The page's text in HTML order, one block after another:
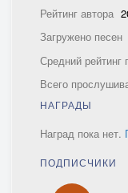
Рейтинг автора
Загружено песен
Средний рейтинг
Всего
НАГРАДЫ
Наград пока нет.
ПОДПИСЧИКИ